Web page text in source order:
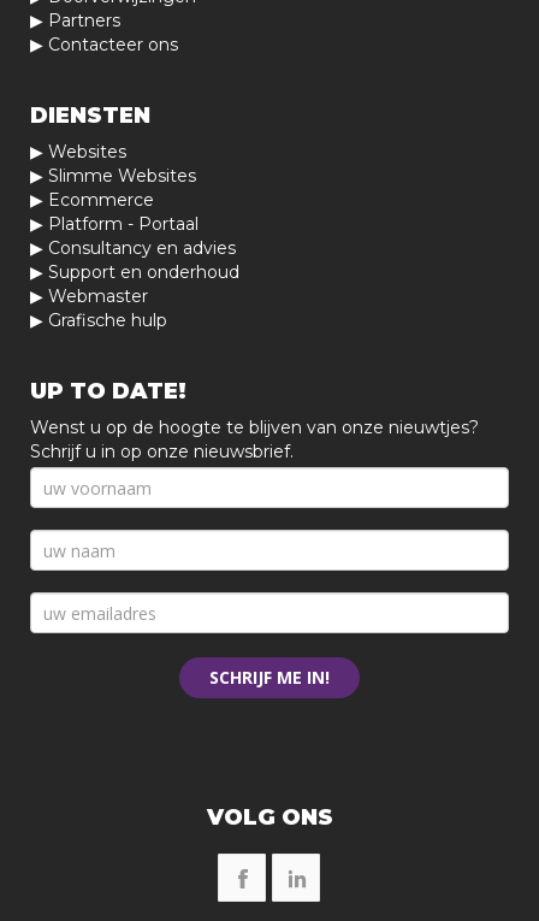
▶ Partners
▶ Contacteer ons
DIENSTEN
▶ Websites
▶ Slimme Websites
▶ Ecommerce
▶ Platform - Portaal
▶ Consultancy en advies
▶ Support en onderhoud
▶ Webmaster
▶ Grafische hulp
UP TO DATE!
Wenst u op de hoogte te blijven van onze nieuwtjes?
Schrijf u in op onze nieuwsbrief.
SCHRIJF ME IN!
VOLG ONS